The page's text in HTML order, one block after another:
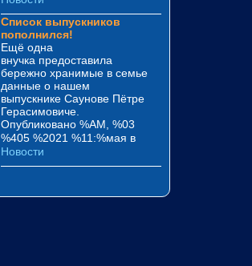
Список выпускников
пополнился!
Ещё одна
внучка предоставила
бережно хранимые в семье
данные о нашем
выпускнике Саунове Пётре
Герасимовиче.
Опубликовано %AM, %03
%405 %2021 %11:%мая в
Новости